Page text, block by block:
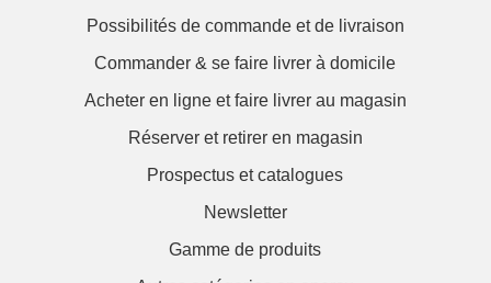
Possibilités de commande et de livraison
Commander & se faire livrer à domicile
Acheter en ligne et faire livrer au magasin
Réserver et retirer en magasin
Prospectus et catalogues
Newsletter
Gamme de produits